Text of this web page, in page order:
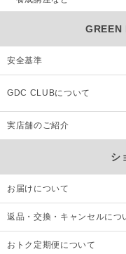
GREEN
安全基準
GDC CLUBについて
実店舗のご紹介
シ
お届けについて
返品・交換・キャンセルにつ
おトク定期便について